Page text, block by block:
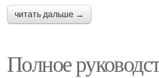
читать дальше →
Полное